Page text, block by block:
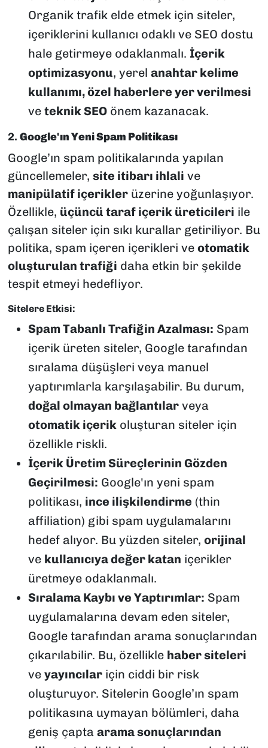
Organik trafik elde etmek için siteler,
içeriklerini kullanıcı odaklı ve SEO dostu
hale getirmeye odaklanmalı. İçerik
optimizasyonu, yerel anahtar kelime
kullanımı, özel haberlere yer verilmesi
ve teknik SEOönem kazanacak.
2. Google'ın Yeni Spam Politikası
Google’ın spam politikalarında yapılan
güncellemeler, site itibarı ihlali ve
manipülatif içeriklerüzerine yoğunlaşıyor.
Özellikle, üçüncü taraf içerik üreticileri ile
çalışan siteler için sıkı kurallar getiriliyor. Bu
politika, spam içeren içerikleri ve otomatik
oluşturulan trafiği daha etkin bir şekilde
tespit etmeyi hedefliyor.
Sitelere Etkisi:
Spam Tabanlı Trafiğin Azalması: Spam
içerik üreten siteler, Google tarafından
sıralama düşüşleri veya manuel
yaptırımlarla karşılaşabilir. Bu durum,
doğal olmayan bağlantılarveya
otomatik içerikoluşturan siteler için
özellikle riskli.
İçerik Üretim Süreçlerinin Gözden
Geçirilmesi: Google'ın yeni spam
politikası, ince ilişkilendirme (thin
affiliation) gibi spam uygulamalarını
hedef alıyor. Bu yüzden siteler, orijinal
ve kullanıcıya değer katan içerikler
üretmeye odaklanmalı.
Sıralama Kaybı ve Yaptırımlar: Spam
uygulamalarına devam eden siteler,
Google tarafından arama sonuçlarından
çıkarılabilir. Bu, özellikle haber siteleri
ve yayıncılariçin ciddi bir risk
oluşturuyor. Sitelerin Google’ın spam
politikasına uymayan bölümleri, daha
geniş çapta arama sonuçlarından